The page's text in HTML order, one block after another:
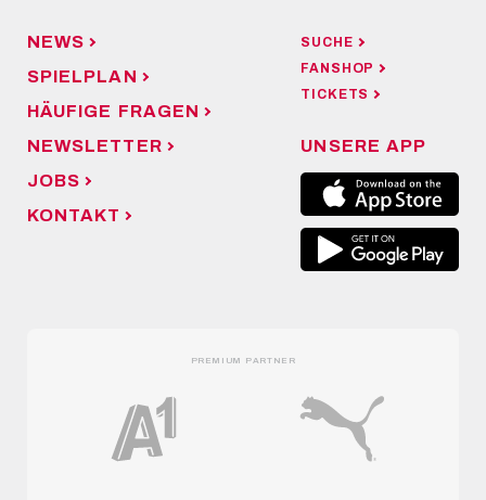
NEWS
SPIELPLAN
HÄUFIGE FRAGEN
NEWSLETTER
JOBS
KONTAKT
SUCHE
FANSHOP
TICKETS
UNSERE APP
PREMIUM PARTNER